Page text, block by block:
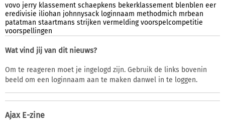
vovo jerry klassement schaepkens bekerklassement blenblen eer
eredivisie iliohan johnnysack loginnaam methodmich mrbean
patatman staartmans strijken vermelding voorspelcompetitie
voorspellingen
Wat vind jij van dit nieuws?
Om te reageren moet je ingelogd zijn. Gebruik de links bovenin
beeld om een loginnaam aan te maken danwel in te loggen.
Ajax E-zine